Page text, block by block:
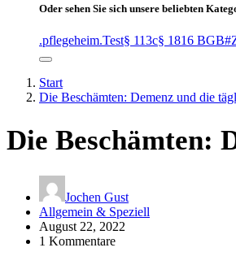
Oder sehen Sie sich unsere beliebten
.pflegeheim.Test§ 113c§ 1816 BGB
Start
Die Beschämten: Demenz und die
Die Beschämten:
Jochen Gust
Allgemein & Speziell
August 22, 2022
1 Kommentare